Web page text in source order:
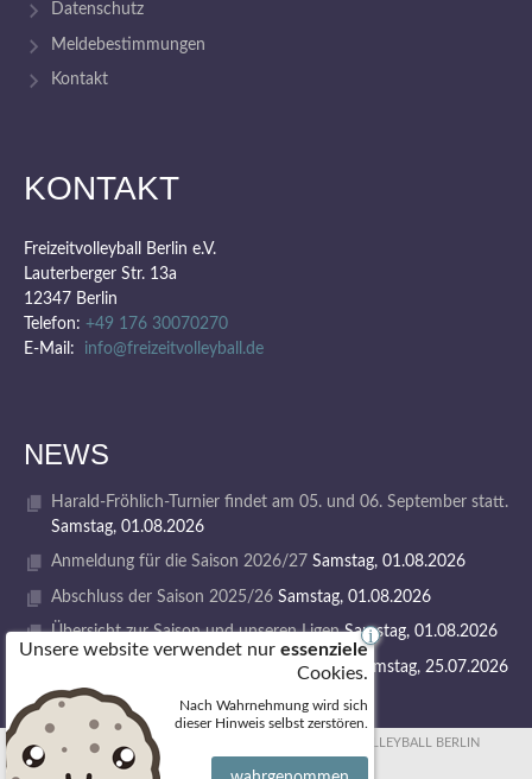
Datenschutz
Meldebestimmungen
Kontakt
KONTAKT
Freizeitvolleyball Berlin e.V.
Lauterberger Str. 13a
12347 Berlin
Telefon: +49 176 30070270
E-Mail: info@freizeitvolleyball.de
NEWS
Harald-Fröhlich-Turnier findet am 05. und 06. September statt.
Samstag, 01.08.2026
Anmeldung für die Saison 2026/27 Samstag, 01.08.2026
Abschluss der Saison 2025/26 Samstag, 01.08.2026
Übersicht zur Saison und unseren Ligen Samstag, 01.08.2026
1. VOLLEY GODS SUMMER CAMP 2026 Samstag, 25.07.2026
© 2026 FREIZEITVOLLEYBALL BERLIN
Unsere website verwendet nur essenziele
Cookies.
Nach Wahrnehmung wird sich
dieser Hinweis selbst zerstören.
i